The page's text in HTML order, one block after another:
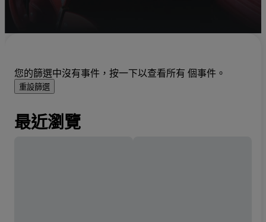
您的篩選中沒有事件，按一下以查看所有 個事件。
重設篩選
最近瀏覽